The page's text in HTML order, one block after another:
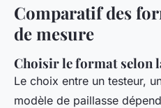
Comparatif des
de mesure
Choisir le format selon
Le choix entre un testeur,
modèle de paillasse